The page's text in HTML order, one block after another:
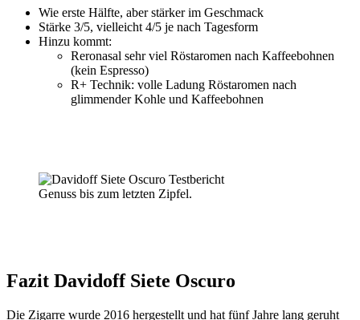
Wie erste Hälfte, aber stärker im Geschmack
Stärke 3/5, vielleicht 4/5 je nach Tagesform
Hinzu kommt:
Reronasal sehr viel Röstaromen nach Kaffeebohnen
(kein Espresso)
R+ Technik: volle Ladung Röstaromen nach
glimmender Kohle und Kaffeebohnen
Genuss bis zum letzten Zipfel.
Fazit Davidoff Siete Oscuro
Die Zigarre wurde 2016 hergestellt und hat fünf Jahre lang geruht